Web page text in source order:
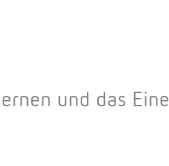
und das Eine